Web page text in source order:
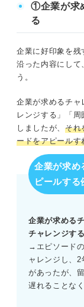
①企業が求
る
企業に好印象を残
沿った内容にして
う。
企業が求めるチャ
レンジする」「
しましたが、 それ
ードをアピールす
企業が求め
ピールする
企業が求める
チャレンジする
→エピソード
ャレンジし、
があったが、
遅れることな